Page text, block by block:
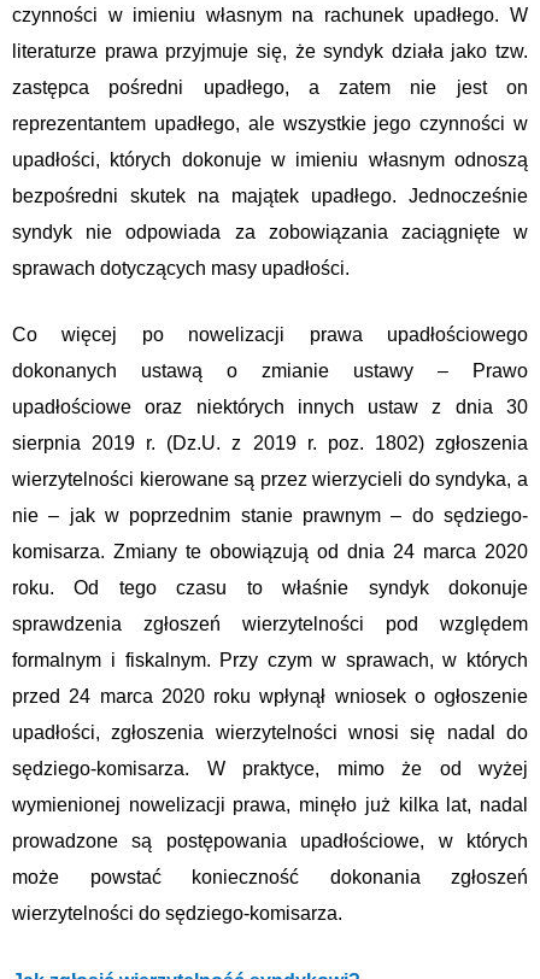
czynności w imieniu własnym na rachunek upadłego. W
literaturze prawa przyjmuje się, że syndyk działa jako tzw.
zastępca pośredni upadłego, a zatem nie jest on
reprezentantem upadłego, ale wszystkie jego czynności w
upadłości, których dokonuje w imieniu własnym odnoszą
bezpośredni skutek na majątek upadłego. Jednocześnie
syndyk nie odpowiada za zobowiązania zaciągnięte w
sprawach dotyczących masy upadłości.
Co więcej po nowelizacji prawa upadłościowego
dokonanych ustawą o zmianie ustawy – Prawo
upadłościowe oraz niektórych innych ustaw z dnia 30
sierpnia 2019 r. (Dz.U. z 2019 r. poz. 1802) zgłoszenia
wierzytelności kierowane są przez wierzycieli do syndyka, a
nie – jak w poprzednim stanie prawnym – do sędziego-
komisarza. Zmiany te obowiązują od dnia 24 marca 2020
roku. Od tego czasu to właśnie syndyk dokonuje
sprawdzenia zgłoszeń wierzytelności pod względem
formalnym i fiskalnym. Przy czym w sprawach, w których
przed 24 marca 2020 roku wpłynął wniosek o ogłoszenie
upadłości, zgłoszenia wierzytelności wnosi się nadal do
sędziego-komisarza. W praktyce, mimo że od wyżej
wymienionej nowelizacji prawa, minęło już kilka lat, nadal
prowadzone są postępowania upadłościowe, w których
może powstać konieczność dokonania zgłoszeń
wierzytelności do sędziego-komisarza.